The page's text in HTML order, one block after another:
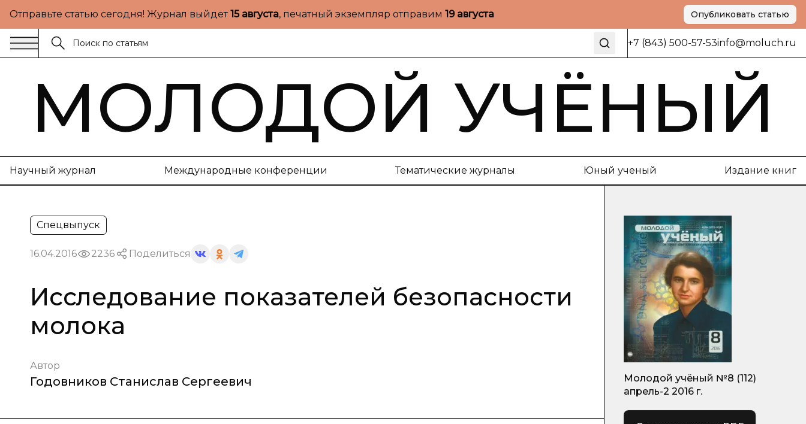
Отправьте статью сегодня! Журнал выйдет15 августа, печатный экземпляр отправим 19 августа Опубликовать статью
+7 (843) 500-57-53info@moluch.ru
МОЛОДОЙ УЧЁНЫЙ
Научный журнал Международные конференции Тематические журналы Юный ученый Издание книг
Спецвыпуск
16.04.2016 2236 Поделиться
Исследование показателей безопасности
молока
Автор
Годовников Станислав Сергеевич
Молодой учёный №8 (112)
апрель-2 2016 г.